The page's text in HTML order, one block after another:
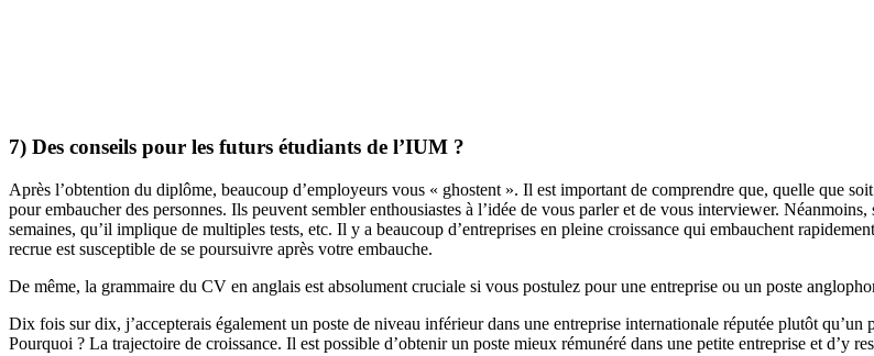
7) Des conseils pour les futurs étudiants de l’IUM ?
Après l’obtention du diplôme, beaucoup d’employeurs vous « ghostent ». Il est important de comprendre que, quelle que
pour embaucher des personnes. Ils peuvent sembler enthousiastes à l’idée de vous parler et de vous interviewer.
semaines, qu’il implique de multiples tests, etc. Il y a beaucoup d’entreprises en pleine croissance qui embauchent
recrue est susceptible de se poursuivre après votre embauche.
De même, la grammaire du CV en anglais est absolument cruciale si vous postulez pour une entreprise ou un poste
Dix fois sur dix, j’accepterais également un poste de niveau inférieur dans une entreprise internationale réputée plutôt
Pourquoi ? La trajectoire de croissance. Il est possible d’obtenir un poste mieux rémunéré dans une petite entreprise et d’y